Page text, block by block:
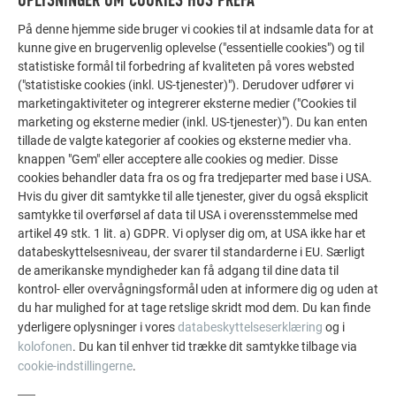
LAD DIG INSPIRERE
FLERE REFERENCER
De PREFA referentiegallerij laat zien hoe veelzijdig
aluminium kan worden toegepast. Ontdek meer
indrukwekkende projecten met de duurzame PREFA
aluminiumoplossingen voor dak, zonne-energie en
gevel.
SE FLERE REFERENCER
På denne hjemme side bruger vi cookies til at indsamle data for at
kunne give en brugervenlig oplevelse ("essentielle cookies") og til
statistiske formål til forbedring af kvaliteten på vores websted
("statistiske cookies (inkl. US-tjenester)"). Derudover udfører vi
marketingaktiviteter og integrerer eksterne medier ("Cookies til
marketing og eksterne medier (inkl. US-tjenester)"). Du kan enten
tillade de valgte kategorier af cookies og eksterne medier vha.
knappen "Gem" eller acceptere alle cookies og medier. Disse
cookies behandler data fra os og fra tredjeparter med base i USA.
Hvis du giver dit samtykke til alle tjenester, giver du også eksplicit
samtykke til overførsel af data til USA i overensstemmelse med
artikel 49 stk. 1 lit. a) GDPR. Vi oplyser dig om, at USA ikke har et
databeskyttelsesniveau, der svarer til standarderne i EU. Særligt
de amerikanske myndigheder kan få adgang til dine data til
kontrol- eller overvågningsformål uden at informere dig og uden at
du har mulighed for at tage retslige skridt mod dem. Du kan finde
yderligere oplysninger i voresdatabeskyttelseserklæring og i
kolofonen. Du kan til enhver tid trække dit samtykke tilbage via
cookie-indstillingerne.